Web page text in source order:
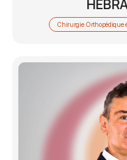
Chirurgie Orthopédique